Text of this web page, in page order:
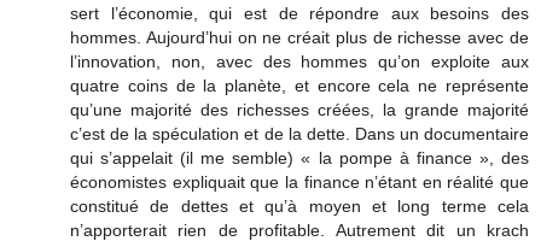
sert l’économie, qui est de répondre aux besoins des
hommes. Aujourd’hui on ne créait plus de richesse avec de
l’innovation, non, avec des hommes qu’on exploite aux
quatre coins de la planète, et encore cela ne représente
qu’une majorité des richesses créées, la grande majorité
c’est de la spéculation et de la dette. Dans un documentaire
qui s’appelait (il me semble) « la pompe à finance », des
économistes expliquait que la finance n’étant en réalité que
constitué de dettes et qu’à moyen et long terme cela
n’apporterait rien de profitable. Autrement dit un krach